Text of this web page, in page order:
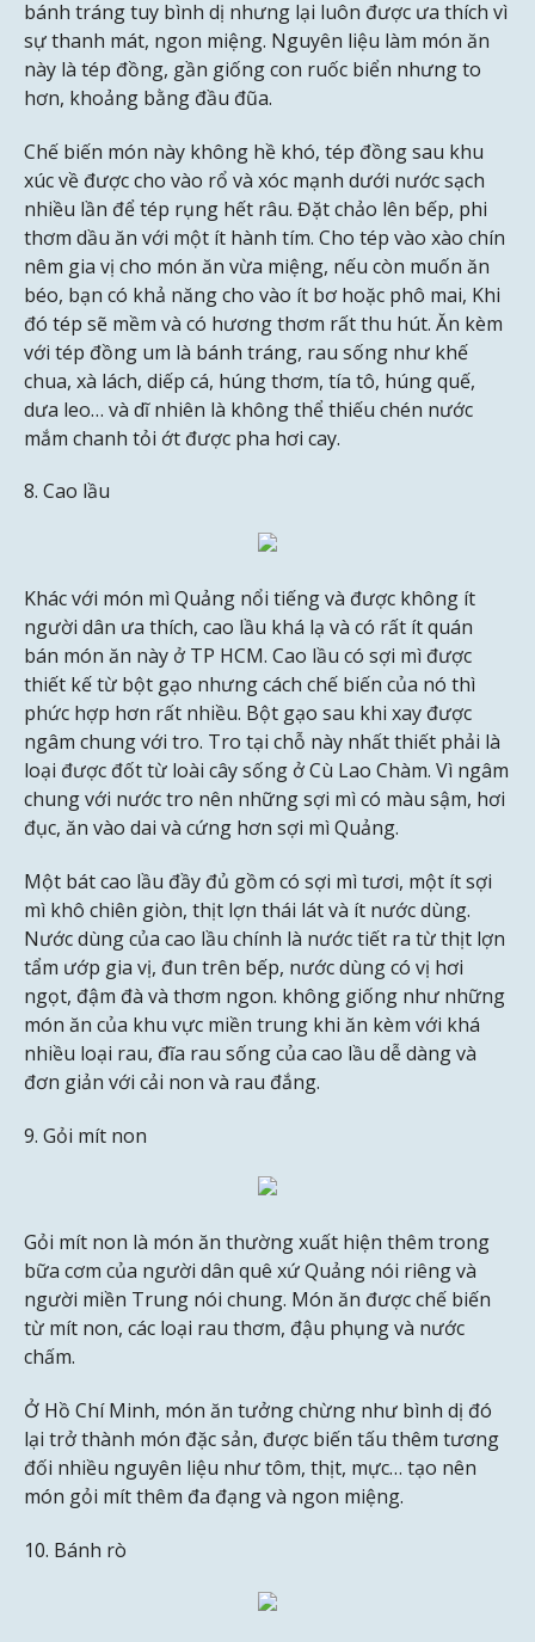
bánh tráng tuy bình dị nhưng lại luôn được ưa thích vì
sự thanh mát, ngon miệng. Nguyên liệu làm món ăn
này là tép đồng, gần giống con ruốc biển nhưng to
hơn, khoảng bằng đầu đũa.
Chế biến món này không hề khó, tép đồng sau khu
xúc về được cho vào rổ và xóc mạnh dưới nước sạch
nhiều lần để tép rụng hết râu. Đặt chảo lên bếp, phi
thơm dầu ăn với một ít hành tím. Cho tép vào xào chín
nêm gia vị cho món ăn vừa miệng, nếu còn muốn ăn
béo, bạn có khả năng cho vào ít bơ hoặc phô mai, Khi
đó tép sẽ mềm và có hương thơm rất thu hút. Ăn kèm
với tép đồng um là bánh tráng, rau sống như khế
chua, xà lách, diếp cá, húng thơm, tía tô, húng quế,
dưa leo… và dĩ nhiên là không thể thiếu chén nước
mắm chanh tỏi ớt được pha hơi cay.
8. Cao lầu
Khác với món mì Quảng nổi tiếng và được không ít
người dân ưa thích, cao lầu khá lạ và có rất ít quán
bán món ăn này ở TP HCM. Cao lầu có sợi mì được
thiết kế từ bột gạo nhưng cách chế biến của nó thì
phức hợp hơn rất nhiều. Bột gạo sau khi xay được
ngâm chung với tro. Tro tại chỗ này nhất thiết phải là
loại được đốt từ loài cây sống ở Cù Lao Chàm. Vì ngâm
chung với nước tro nên những sợi mì có màu sậm, hơi
đục, ăn vào dai và cứng hơn sợi mì Quảng.
Một bát cao lầu đầy đủ gồm có sợi mì tươi, một ít sợi
mì khô chiên giòn, thịt lợn thái lát và ít nước dùng.
Nước dùng của cao lầu chính là nước tiết ra từ thịt lợn
tẩm ướp gia vị, đun trên bếp, nước dùng có vị hơi
ngọt, đậm đà và thơm ngon. không giống như những
món ăn của khu vực miền trung khi ăn kèm với khá
nhiều loại rau, đĩa rau sống của cao lầu dễ dàng và
đơn giản với cải non và rau đắng.
9. Gỏi mít non
Gỏi mít non là món ăn thường xuất hiện thêm trong
bữa cơm của người dân quê xứ Quảng nói riêng và
người miền Trung nói chung. Món ăn được chế biến
từ mít non, các loại rau thơm, đậu phụng và nước
chấm.
Ở Hồ Chí Minh, món ăn tưởng chừng như bình dị đó
lại trở thành món đặc sản, được biến tấu thêm tương
đối nhiều nguyên liệu như tôm, thịt, mực… tạo nên
món gỏi mít thêm đa đạng và ngon miệng.
10. Bánh rò